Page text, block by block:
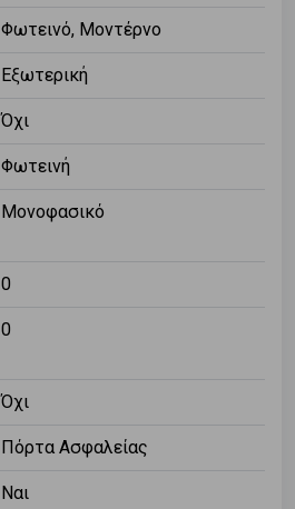
Φωτεινό, Μοντέρνο
Εξωτερική
Όχι
Φωτεινή
Μονοφασικό
0
0
Όχι
Πόρτα Ασφαλείας
Ναι